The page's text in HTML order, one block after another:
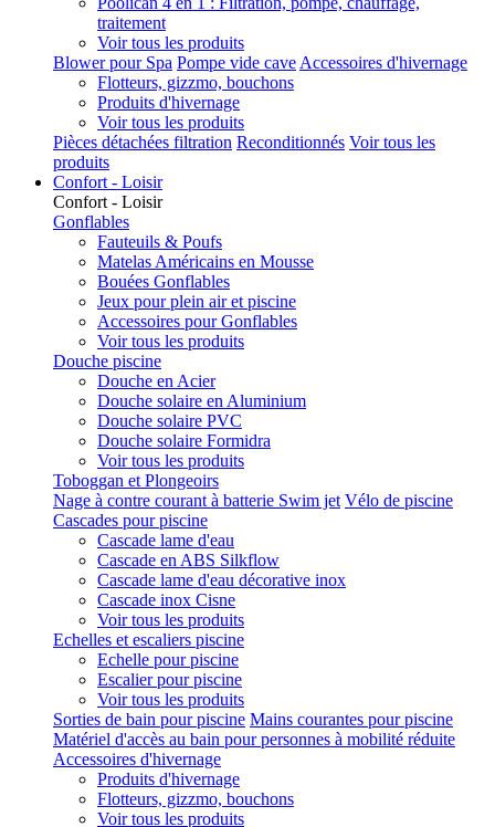
traitement
Voir tous les produits
Blower pour Spa Pompe vide cave Accessoires d'hivernage
Flotteurs, gizzmo, bouchons
Produits d'hivernage
Voir tous les produits
Pièces détachées filtration Reconditionnés Voir tous les
produits
Confort - Loisir
Confort - Loisir
Gonflables
Fauteuils & Poufs
Matelas Américains en Mousse
Bouées Gonflables
Jeux pour plein air et piscine
Accessoires pour Gonflables
Voir tous les produits
Douche piscine
Douche en Acier
Douche solaire en Aluminium
Douche solaire PVC
Douche solaire Formidra
Voir tous les produits
Toboggan et Plongeoirs
Nage à contre courant à batterie Swim jet Vélo de piscine
Cascades pour piscine
Cascade lame d'eau
Cascade en ABS Silkflow
Cascade lame d'eau décorative inox
Cascade inox Cisne
Voir tous les produits
Echelles et escaliers piscine
Echelle pour piscine
Escalier pour piscine
Voir tous les produits
Sorties de bain pour piscine Mains courantes pour piscine
Matériel d'accès au bain pour personnes à mobilité réduite
Accessoires d'hivernage
Produits d'hivernage
Flotteurs, gizzmo, bouchons
Voir tous les produits